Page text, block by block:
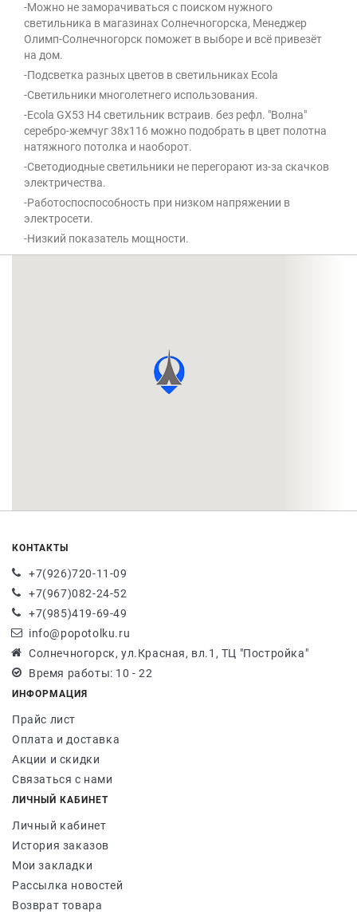
-Можно не заморачиваться с поиском нужного
светильника в магазинах Солнечногорска, Менеджер
Олимп-Солнечногорск поможет в выборе и всё привезёт
на дом.
-Подсветка разных цветов в светильниках Ecola
-Светильники многолетнего использования.
-Ecola GX53 H4 светильник встраив. без рефл. "Волна"
серебро-жемчуг 38x116 можно подобрать в цвет полотна
натяжного потолка и наоборот.
-Светодиодные светильники не перегорают из-за скачков
электричества.
-Работоспоспособность при низком напряжении в
электросети.
-Низкий показатель мощности.
КОНТАКТЫ
+7(926)720-11-09
+7(967)082-24-52
+7(985)419-69-49
info@popotolku.ru
Солнечногорск, ул.Красная, вл.1, ТЦ "Постройка"
Время работы: 10 - 22
ИНФОРМАЦИЯ
Прайс лист
Оплата и доставка
Акции и скидки
Связаться с нами
ЛИЧНЫЙ КАБИНЕТ
Личный кабинет
История заказов
Мои закладки
Рассылка новостей
Возврат товара